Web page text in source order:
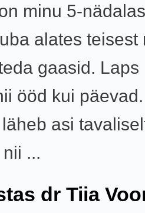
minu 5-
alates teisest
gaasid. Laps
ööd kui
asi
...
dr Tiia